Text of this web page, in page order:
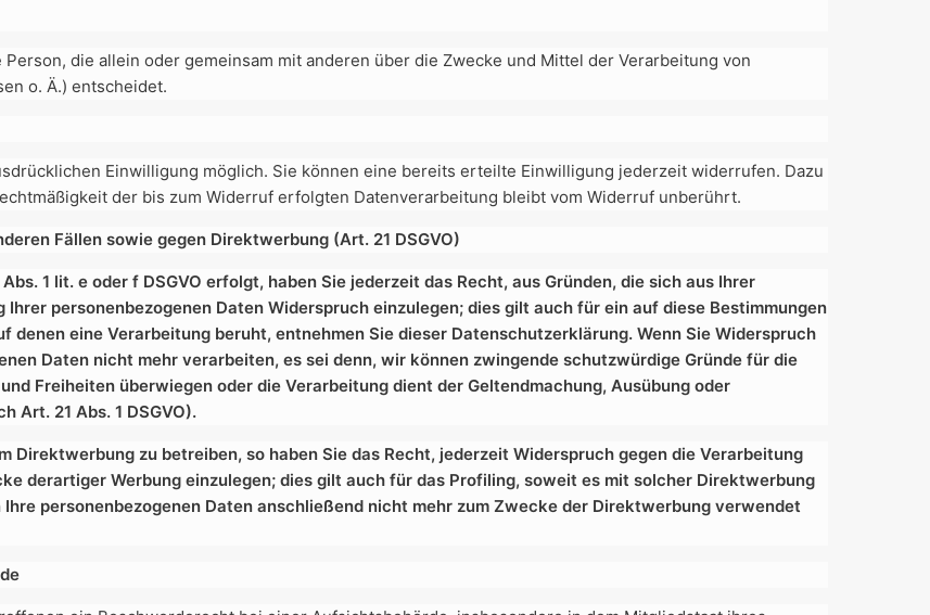
die allein oder gemeinsam mit anderen über die Zwecke und Mittel der Verarbeitung von
o. Ä.) entscheidet.
Einwilligung möglich. Sie können eine bereits erteilte Einwilligung jederzeit widerrufen. Dazu
der bis zum Widerruf erfolgten Datenverarbeitung bleibt vom Widerruf unberührt.
Fällen sowie gegen Direktwerbung (Art. 21 DSGVO)
1 lit. e oder f DSGVO erfolgt, haben Sie jederzeit das Recht, aus Gründen, die sich aus Ihrer
personenbezogenen Daten Widerspruch einzulegen; dies gilt auch für ein auf diese Bestimmungen
eine Verarbeitung beruht, entnehmen Sie dieser Datenschutzerklärung. Wenn Sie Widerspruch
Daten nicht mehr verarbeiten, es sei denn, wir können zwingende schutzwürdige Gründe für die
Freiheiten überwiegen oder die Verarbeitung dient der Geltendmachung, Ausübung oder
Art. 21 Abs. 1 DSGVO).
Direktwerbung zu betreiben, so haben Sie das Recht, jederzeit Widerspruch gegen die Verarbeitung
derartiger Werbung einzulegen; dies gilt auch für das Profiling, soweit es mit solcher Direktwerbung
personenbezogenen Daten anschließend nicht mehr zum Zwecke der Direktwerbung verwendet